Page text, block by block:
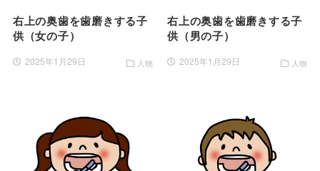
右上の奥歯を歯磨きする子
供（女の子）
2025年1月29日 人物
右上の奥歯を歯磨きする子
供（男の子）
2025年1月29日 人物